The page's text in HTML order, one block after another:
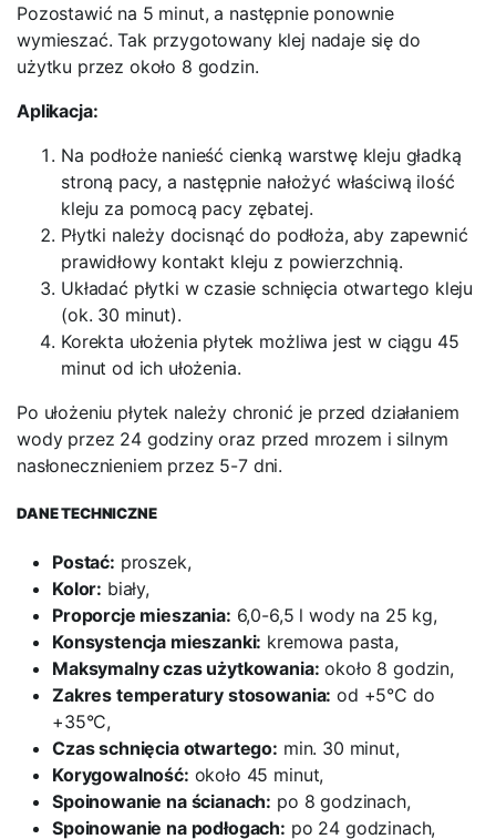
Pozostawić na 5 minut, a następnie ponownie
wymieszać. Tak przygotowany klej nadaje się do
użytku przez około 8 godzin.
Aplikacja:
Na podłoże nanieść cienką warstwę kleju gładką
stroną pacy, a następnie nałożyć właściwą ilość
kleju za pomocą pacy zębatej.
Płytki należy docisnąć do podłoża, aby zapewnić
prawidłowy kontakt kleju z powierzchnią.
Układać płytki w czasie schnięcia otwartego kleju
(ok. 30 minut).
Korekta ułożenia płytek możliwa jest w ciągu 45
minut od ich ułożenia.
Po ułożeniu płytek należy chronić je przed działaniem
wody przez 24 godziny oraz przed mrozem i silnym
nasłonecznieniem przez 5-7 dni.
DANE TECHNICZNE
Postać: proszek,
Kolor: biały,
Proporcje mieszania: 6,0-6,5 l wody na 25 kg,
Konsystencja mieszanki: kremowa pasta,
Maksymalny czas użytkowania: około 8 godzin,
Zakres temperatury stosowania: od +5°C do
+35°C,
Czas schnięcia otwartego: min. 30 minut,
Korygowalność: około 45 minut,
Spoinowanie na ścianach: po 8 godzinach,
Spoinowanie na podłogach: po 24 godzinach,